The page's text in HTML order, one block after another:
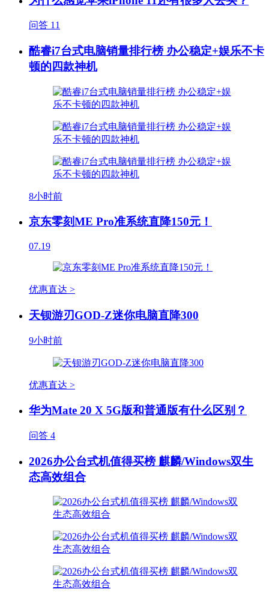
问答 11
酷睿i7台式电脑销量排行榜 办公稳定+娱乐不卡
顿的四款神机
8小时前
京东零刻ME Pro准系统直降150元！
07.19
优惠直达 >
天钡游刃GOD-Z迷你电脑直降300
9小时前
优惠直达 >
华为Mate 20 X 5G版和普通版有什么区别？
问答 4
2026办公台式机值得买榜 麒麟/Windows双生
态高效组合